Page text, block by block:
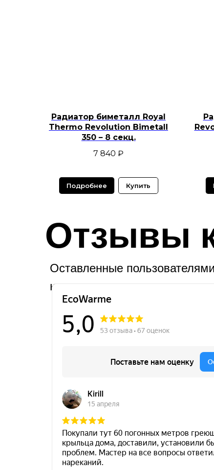
Радиатор биметалл Royal
Thermo Revolution Bimetall
350 – 8 секц.
7 840 ₽
Подробнее Купить
Отзывы
Оставленные
картах.